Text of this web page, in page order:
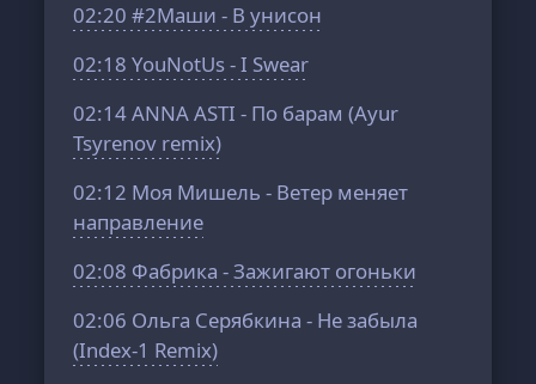
02:20 #2Маши - В унисон
02:18 YouNotUs - I Swear
02:14ANNA ASTI - По барам (Ayur
Tsyrenov remix)
02:12 Моя Мишель - Ветер меняет
направление
02:08 Фабрика - Зажигают огоньки
02:06 Ольга Серябкина - Не забыла
(Index-1 Remix)